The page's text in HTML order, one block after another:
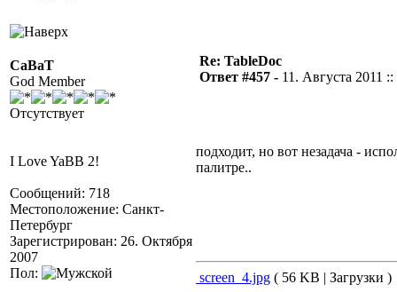
CaBaT
God Member
Отсутствует
I Love YaBB 2!
Сообщений: 718
Местоположение: Санкт-
Петербург
Зарегистрирован: 26. Октября
2007
Пол:
Re: TableDoc
Ответ #457 - 11. Августа 2011
подходит, но вот незадача -
палитре..
screen_4.jpg ( 56 KB | Загрузки )